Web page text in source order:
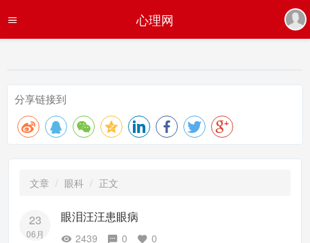
心理网
分享链接到
文章 眼科 正文
23
06月
眼泪汪汪患眼病
2439 0 0